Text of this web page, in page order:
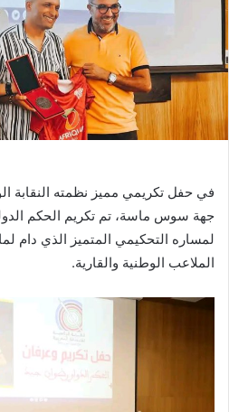
في حفل تكريمي مميز نظمته النقابة
جهة سوس ماسة، تم تكريم الحكم
الملاعب الوطنية والقارية.